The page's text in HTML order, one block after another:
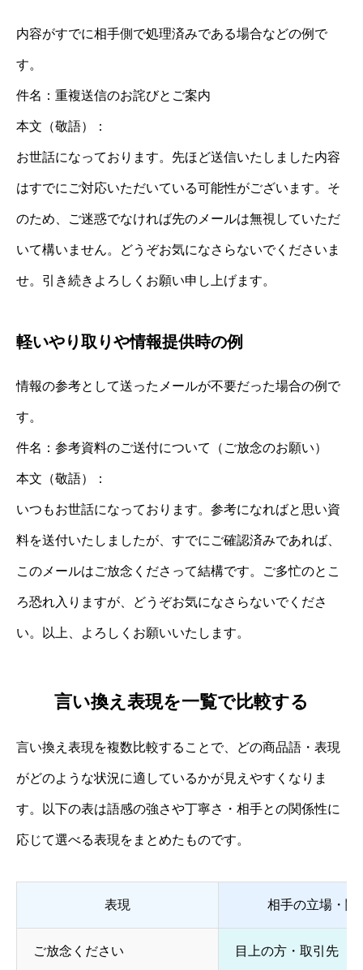
内容がすでに相手側で処理済みである場合などの例で
す。
件名：重複送信のお詫びとご案内
本文（敬語）：
お世話になっております。先ほど送信いたしました内容
はすでにご対応いただいている可能性がございます。そ
のため、ご迷惑でなければ先のメールは無視していただ
いて構いません。どうぞお気になさらないでくださいま
せ。引き続きよろしくお願い申し上げます。
軽いやり取りや情報提供時の例
情報の参考として送ったメールが不要だった場合の例で
す。
件名：参考資料のご送付について（ご放念のお願い）
本文（敬語）：
いつもお世話になっております。参考になればと思い資
料を送付いたしましたが、すでにご確認済みであれば、
このメールはご放念くださって結構です。ご多忙のとこ
ろ恐れ入りますが、どうぞお気になさらないでくださ
い。以上、よろしくお願いいたします。
言い換え表現を一覧で比較する
言い換え表現を複数比較することで、どの商品語・表現
がどのような状況に適しているかが見えやすくなりま
す。以下の表は語感の強さや丁寧さ・相手との関係性に
応じて選べる表現をまとめたものです。
表現 相手の立場・関
ご放念ください 目上の方・取引先